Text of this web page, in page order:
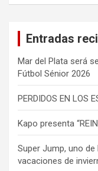
Entradas
Mar del Plata será
Fútbol Sénior 2026
PERDIDOS EN LOS
Kapo presenta
Super Jump, uno
vacaciones de